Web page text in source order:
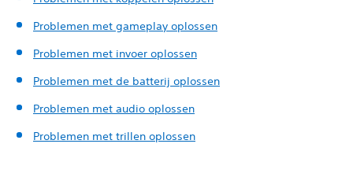
Problemen met gameplay oplossen
Problemen met invoer oplossen
Problemen met de batterij oplossen
Problemen met audio oplossen
Problemen met trillen oplossen